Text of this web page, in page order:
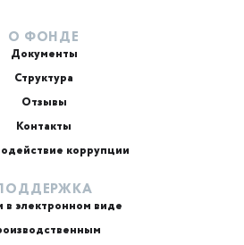
О ФОНДЕ
Документы
Структура
Отзывы
Контакты
коррупции
в электронном виде